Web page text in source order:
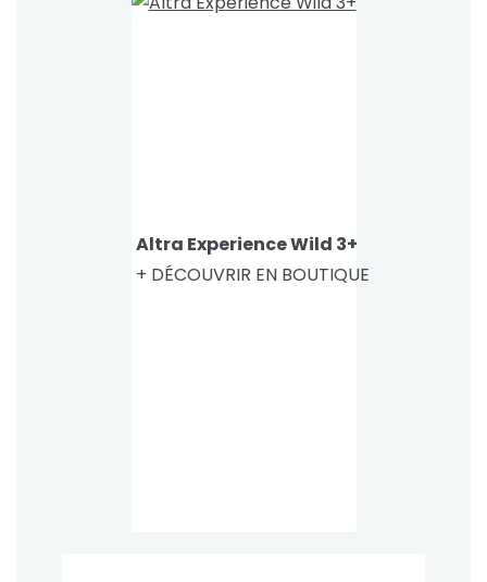
Altra Experience Wild 3+
+ DÉCOUVRIR EN BOUTIQUE